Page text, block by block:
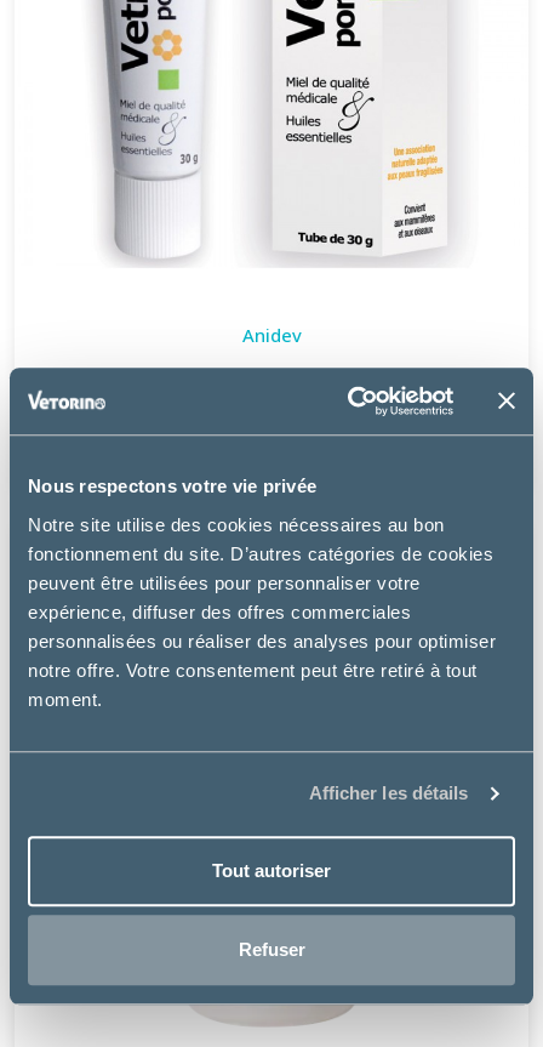
Nous respectons votre vie privée
Notre site utilise des cookies nécessaires au bon
fonctionnement du site. D’autres catégories de cookies
peuvent être utilisées pour personnaliser votre
expérience, diffuser des offres commerciales
personnalisées ou réaliser des analyses pour optimiser
notre offre. Votre consentement peut être retiré à tout
moment.
Afficher les détails
Tout autoriser
Refuser
Anidev
VETRAMIL POMMADE
à partir de